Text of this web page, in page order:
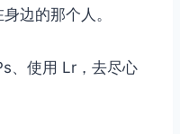
边的那个人。
、使用 Lr，去尽心
搜索